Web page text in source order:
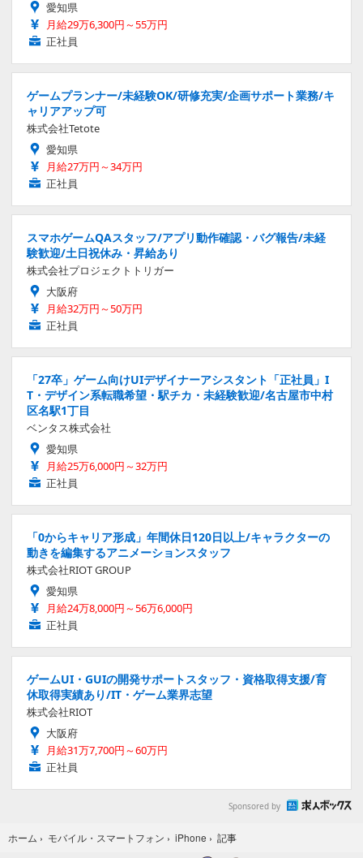
愛知県
月給29万6,300円～55万円
正社員
ゲームプランナー/未経験OK/研修充実/企画サポート業務/キ
ャリアアップ可
株式会社Tetote
愛知県
月給27万円～34万円
正社員
スマホゲームQAスタッフ/アプリ動作確認・バグ報告/未経
験歓迎/土日祝休み・昇給あり
株式会社プロジェクトトリガー
大阪府
月給32万円～50万円
正社員
「27卒」ゲーム向けUIデザイナーアシスタント「正社員」I
T・デザイン系転職希望・駅チカ・未経験歓迎/名古屋市中村
区名駅1丁目
ベンタス株式会社
愛知県
月給25万6,000円～32万円
正社員
「0からキャリア形成」年間休日120日以上/キャラクターの
動きを編集するアニメーションスタッフ
株式会社RIOT GROUP
愛知県
月給24万8,000円～56万6,000円
正社員
ゲームUI・GUIの開発サポートスタッフ・資格取得支援/育
休取得実績あり/IT・ゲーム業界志望
株式会社RIOT
大阪府
月給31万7,700円～60万円
正社員
Sponsored by
ホーム › モバイル・スマートフォン › iPhone › 記事